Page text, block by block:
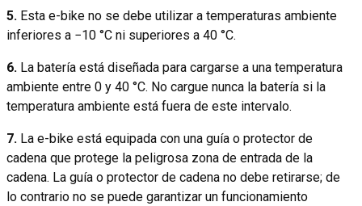
5. Esta e-bike no se debe utilizar a temperaturas ambiente
inferiores a −10 °C ni superiores a 40 °C.
6. La batería está diseñada para cargarse a una temperatura
ambiente entre 0 y 40 °C. No cargue nunca la batería si la
temperatura ambiente está fuera de este intervalo.
7. La e-bike está equipada con una guía o protector de
cadena que protege la peligrosa zona de entrada de la
cadena. La guía o protector de cadena no debe retirarse; de
lo contrario no se puede garantizar un funcionamiento